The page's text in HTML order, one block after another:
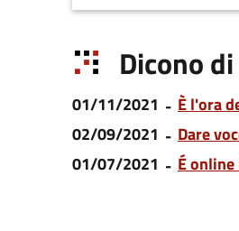
la
Dicono
01/11/2021
È l'ora
02/09/2021
Dare
01/07/2021
É